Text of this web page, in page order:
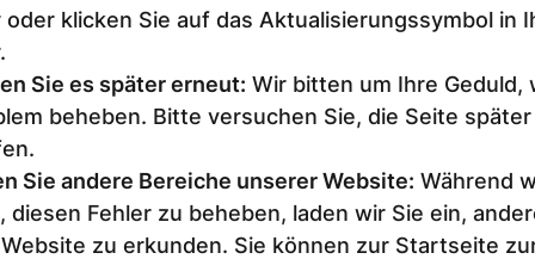
klicken Sie auf das Aktualisierungssymbol in
Sie es später erneut: Wir bitten um Ihre Geduld,
beheben. Bitte versuchen Sie, die Seite
Sie andere Bereiche unserer Website: Während
diesen Fehler zu beheben, laden wir Sie ein,
zu erkunden. Sie können zur Startseite